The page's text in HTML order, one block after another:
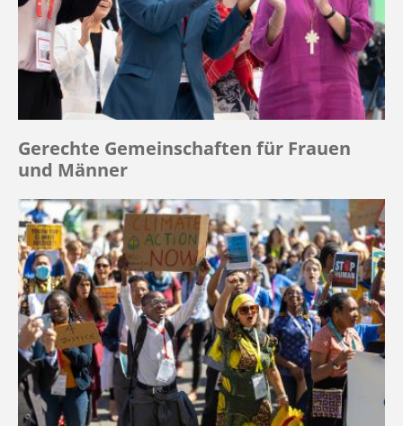
Gerechte Gemeinschaften für Frauen
und Männer